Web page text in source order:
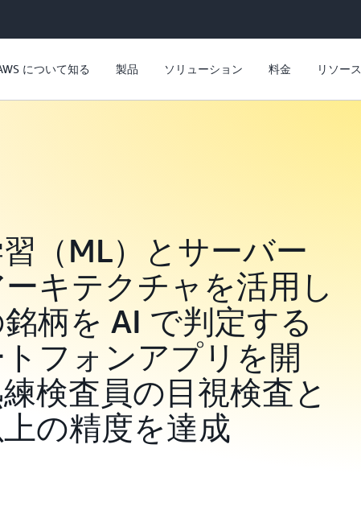
について知る 製品 ソリューション 料金 リソース
（ML）とサーバー
キテクチャを活用し
柄を AI で判定する
フォンアプリを開
検査員の目視検査と
の精度を達成